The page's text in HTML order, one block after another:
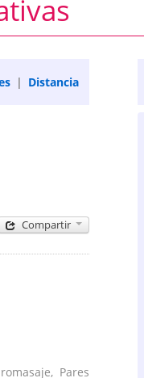
| Distancia
Compartir
Pares